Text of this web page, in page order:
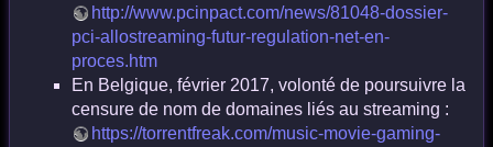
http://www.pcinpact.com/news/81048-dossier-
pci-allostreaming-futur-regulation-net-en-
proces.htm
En Belgique, février 2017, volonté de poursuivre la
censure de nom de domaines liés au streaming :
https://torrentfreak.com/music-movie-gaming-